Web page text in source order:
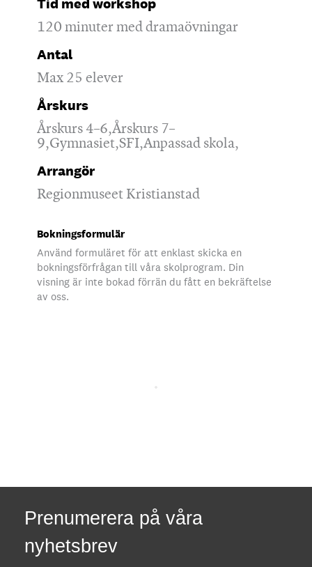
120 minuter med dramaövningar
Antal
Max 25 elever
Årskurs
Årskurs 4–6,Årskurs 7–
9,Gymnasiet,SFI,Anpassad skola,
Arrangör
Regionmuseet Kristianstad
Bokningsformulär
Använd formuläret för att enklast skicka en
bokningsförfrågan till våra skolprogram. Din
visning är inte bokad förrän du fått en bekräftelse
av oss.
Prenumerera på våra
nyhetsbrev